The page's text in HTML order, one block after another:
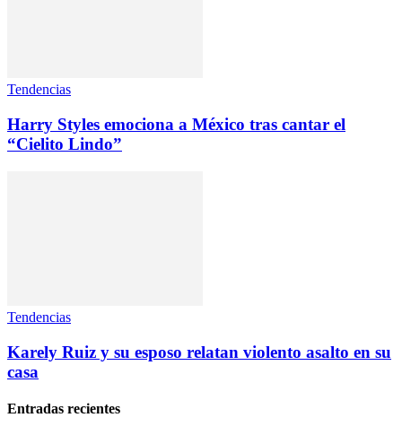
Tendencias
Harry Styles emociona a México tras cantar el
“Cielito Lindo”
Tendencias
Karely Ruiz y su esposo relatan violento asalto en su
casa
Entradas recientes